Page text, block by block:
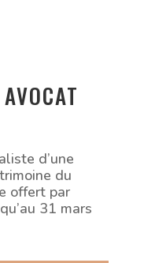
d’une
du
offert par
31 mars